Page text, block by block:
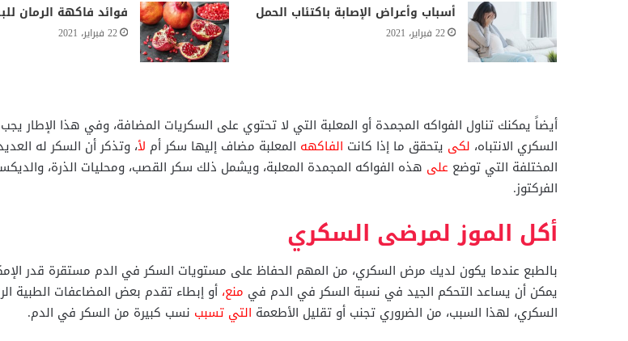
أسباب وأعراض الإصابة باكتئاب الحمل
22 فبراير، 2021
فوائد فاكهة الرمان
22 فبراير، 2021
أيضاً يمكنك تناول الفواكه المجمدة أو المعلبة التي لا تحتوي على السكريات المضافة، وفي هذا الإطار
السكري الانتباه، لكى يتحقق ما إذا كانت الفاكهه المعلبة مضاف إليها سكر أم لأ، وتذكر أن السكر له
المختلفة التي توضع على هذه الفواكه المجمدة المعلبة، ويشمل ذلك سكر القصب، ومحليات الذرة،
الفركتوز.
أكل الموز لمرضى السكري
بالطبع عندما يكون لديك مرض السكري، من المهم الحفاظ على مستويات السكر في الدم مستقرة قدر
يمكن أن يساعد التحكم الجيد في نسبة السكر في الدم في منع، أو إبطاء تقدم بعض المضاعفات الطبية
السكري، لهذا السبب، من الضروري تجنب أو تقليل الأطعمة التي تسبب نسب كبيرة من السكر في الدم.